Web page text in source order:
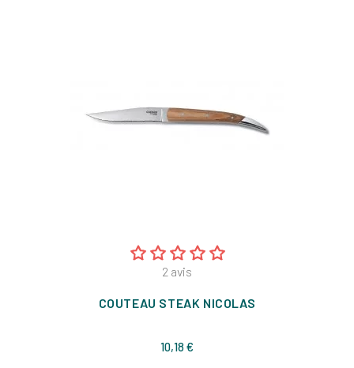
2 avis
COUTEAU STEAK NICOLAS
10,18 €